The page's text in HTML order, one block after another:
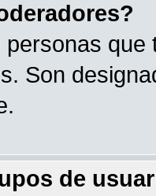
Son
de